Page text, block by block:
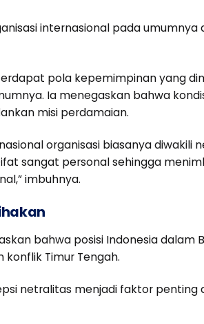
internasional pada
pola kepemimpinan yang
Ia menegaskan bahwa
misi perdamaian.
organisasi biasanya diwakili
sangat personal sehingga
imbuhnya.
bahwa posisi Indonesia
Timur Tengah.
netralitas menjadi faktor